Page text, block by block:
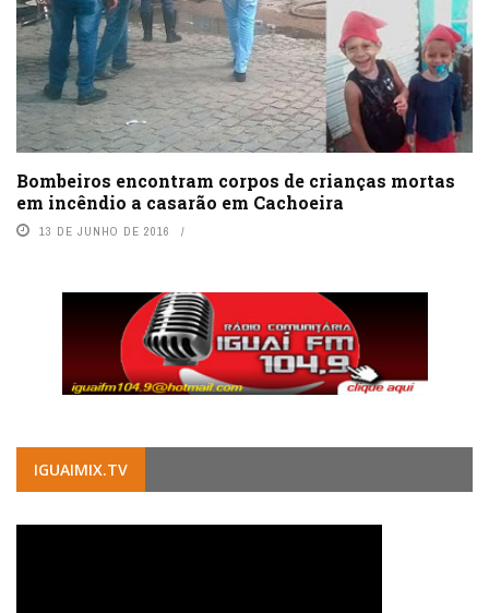
Bombeiros encontram corpos de crianças mortas
em incêndio a casarão em Cachoeira
13 DE JUNHO DE 2016
IGUAIMIX.TV